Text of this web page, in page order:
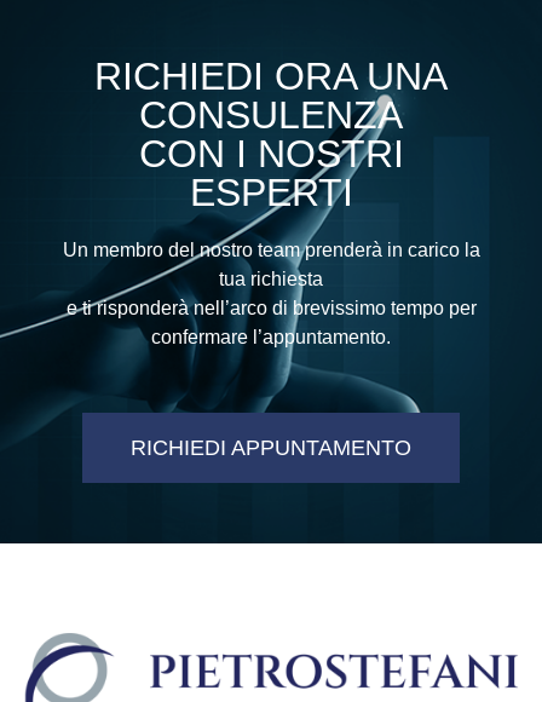
RICHIEDI ORA UNA
CONSULENZA
CON I NOSTRI
ESPERTI
Un membro del nostro team prenderà in carico la
tua richiesta
e ti risponderà nell’arco di brevissimo tempo per
confermare l’appuntamento.
RICHIEDI APPUNTAMENTO